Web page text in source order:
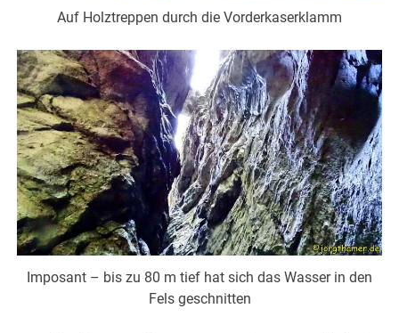
Auf Holztreppen durch die Vorderkaserklamm
Imposant – bis zu 80 m tief hat sich das Wasser in den
Fels geschnitten